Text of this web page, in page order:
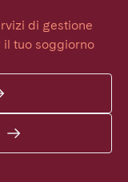
di gestione
tuo soggiorno